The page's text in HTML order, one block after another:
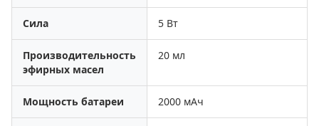
Сила 5 Вт
Производительность
эфирных масел
20 мл
Мощность батареи 2000 мАч